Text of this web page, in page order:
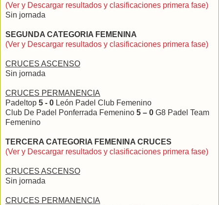
(Ver y Descargar resultados y clasificaciones primera fase)
Sin jornada
SEGUNDA CATEGORIA FEMENINA
(Ver y Descargar resultados y clasificaciones primera fase)
CRUCES ASCENSO
Sin jornada
CRUCES PERMANENCIA
Padeltop 5 - 0 León Padel Club Femenino
Club De Padel Ponferrada Femenino 5 – 0 G8 Padel Team
Femenino
TERCERA CATEGORIA FEMENINA CRUCES
(Ver y Descargar resultados y clasificaciones primera fase)
CRUCES ASCENSO
Sin jornada
CRUCES PERMANENCIA